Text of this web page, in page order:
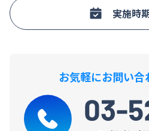
実施時
お気軽にお問い合